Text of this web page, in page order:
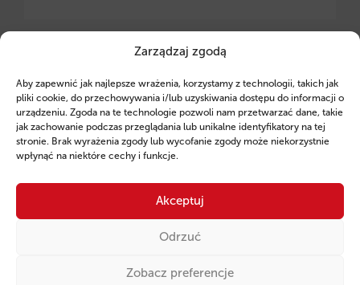
Zarządzaj zgodą
Aby zapewnić jak najlepsze wrażenia, korzystamy z technologii, takich jak
pliki cookie, do przechowywania i/lub uzyskiwania dostępu do informacji o
urządzeniu. Zgoda na te technologie pozwoli nam przetwarzać dane, takie
jak zachowanie podczas przeglądania lub unikalne identyfikatory na tej
stronie. Brak wyrażenia zgody lub wycofanie zgody może niekorzystnie
wpłynąć na niektóre cechy i funkcje.
Akceptuj
Odrzuć
Zobacz preferencje
przedsiębiorców z regionu małopolskiego.
Pożyczki unijne dla małopolskich